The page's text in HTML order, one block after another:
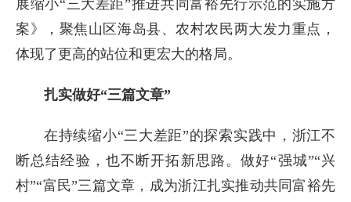
展缩小“三大差距”推进共同富裕先行示范的实施方
案》，聚焦山区海岛县、农村农民两大发力重点，
体现了更高的站位和更宏大的格局。
扎实做好“三篇文章”
在持续缩小“三大差距”的探索实践中，浙江不
断总结经验，也不断开拓新思路。做好“强城”“兴
村”“富民”三篇文章，成为浙江扎实推动共同富裕先